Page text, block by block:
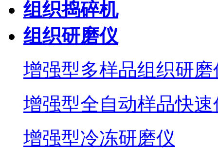
组织捣碎机
组织研磨仪
增强型多样品组织研磨
增强型全自动样品快速
增强型冷冻研磨仪